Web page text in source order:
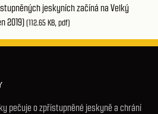
jeskyních začíná na Velký
2019)(112.65 KB, pdf)
pečuje o zpřístupněné jeskyně a chrání